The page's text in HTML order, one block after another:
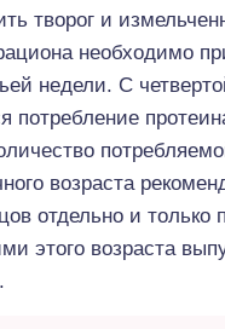
творог и
необходимо
недели. С
потребление
возраста
отдельно и только
этого возраста